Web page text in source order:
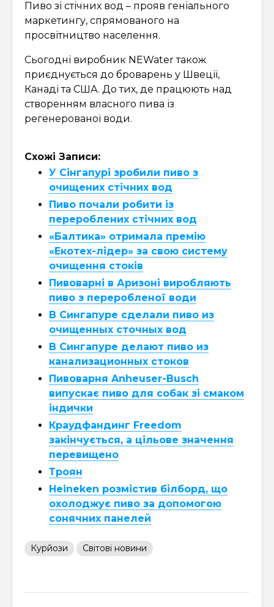
Пиво зі стічних вод – прояв геніального
маркетингу, спрямованого на
просвітництво населення.
Сьогодні виробник NEWater також
приєднується до броварень у Швеції,
Канаді та США. До тих, де працюють над
створенням власного пива із
регенерованої води.
Схожі Записи:
У Сінгапурі зробили пиво з
очищених стічних вод
Пиво почали робити із
перероблених стічних вод
«Балтика» отримала премію
«Екотех-лідер» за свою систему
очищення стоків
Пивоварні в Аризоні виробляють
пиво з переробленої води
В Сингапуре сделали пиво из
очищенных сточных вод
В Сингапуре делают пиво из
канализационных стоков
Пивоварня Anheuser-Busch
випускає пиво для собак зі смаком
індички
Краудфандинг Freedom
закінчується, а цільове значення
перевищено
Троян
Heineken розмістив білборд, що
охолоджує пиво за допомогою
сонячних панелей
Курйози Світові новини